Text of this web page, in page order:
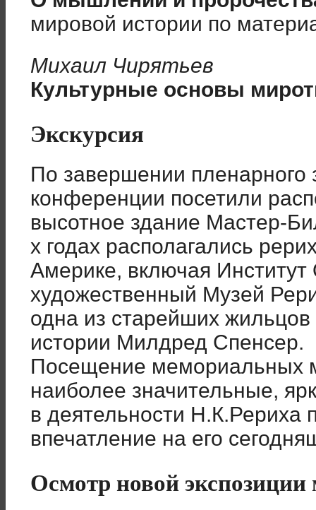
мировой истории по
Михаил Чирятьев
Культурные основы
Экскурсия
По завершении пленарного
конференции посетили
высотное здание Мастер-
х годах располагались
Америке, включая
художественный Музей
одна из старейших жильцов
истории Милдред Спенсер.
Посещение мемориальных
наиболее значительные,
в деятельности Н.К.Рериха
впечатление на его
Осмотр новой экспозиции